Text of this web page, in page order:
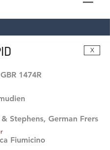
X
GBR 1474R
Stephens, German Frers
Fiumicino